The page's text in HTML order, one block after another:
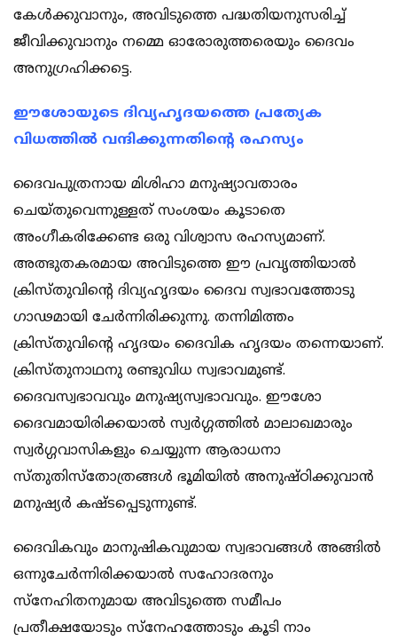
കേൾക്കുവാനും, അവിടുത്തെ പദ്ധതിയനുസരിച്ച്
ജീവിക്കുവാനും നമ്മെ ഓരോരുത്തരെയും ദൈവം
അനുഗ്രഹിക്കട്ടെ.
ഈശോയുടെ ദിവ്യഹൃദയത്തെ പ്രത്യേക
വിധത്തില്‍ വന്ദിക്കുന്നതിന്‍റെ രഹസ്യം
ദൈവപുത്രനായ മിശിഹാ മനുഷ്യാവതാരം
ചെയ്തുവെന്നുള്ളത് സംശയം കൂടാതെ
അംഗീകരിക്കേണ്ട ഒരു വിശ്വാസ രഹസ്യമാണ്.
അത്ഭുതകരമായ അവിടുത്തെ ഈ പ്രവൃത്തിയാല്‍
ക്രിസ്തുവിന്‍റെ ദിവ്യഹൃദയം ദൈവ സ്വഭാവത്തോടു
ഗാഢമായി ചേര്‍ന്നിരിക്കുന്നു. തന്നിമിത്തം
ക്രിസ്തുവിന്‍റെ ഹൃദയം ദൈവിക ഹൃദയം തന്നെയാണ്.
ക്രിസ്തുനാഥനു രണ്ടുവിധ സ്വഭാവമുണ്ട്.
ദൈവസ്വഭാവവും മനുഷ്യസ്വഭാവവും. ഈശോ
ദൈവമായിരിക്കയാല്‍ സ്വര്‍ഗ്ഗത്തില്‍ മാലാഖമാരും
സ്വര്‍ഗ്ഗവാസികളും ചെയ്യുന്ന ആരാധനാ
സ്തുതിസ്തോത്രങ്ങള്‍ ഭൂമിയില്‍ അനുഷ്ഠിക്കുവാന്‍
മനുഷ്യര്‍ കഷ്ടപ്പെടുന്നുണ്ട്.
ദൈവികവും മാനുഷികവുമായ സ്വഭാവങ്ങള്‍ അങ്ങില്‍
ഒന്നുചേര്‍ന്നിരിക്കയാല്‍ സഹോദരനും
സ്നേഹിതനുമായ അവിടുത്തെ സമീപം
പ്രതീക്ഷയോടും സ്നേഹത്തോടും കൂടി നാം